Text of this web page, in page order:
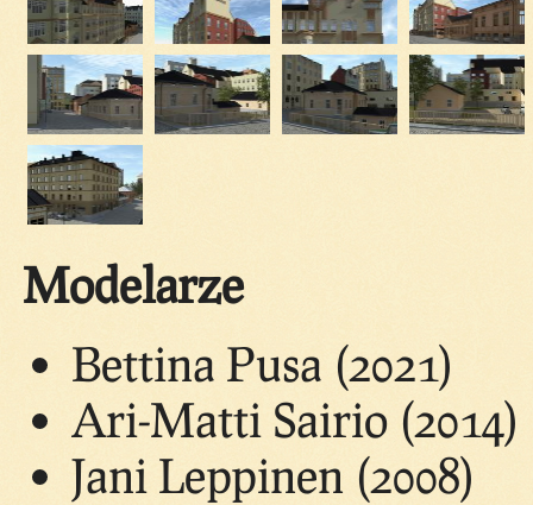
Modelarze
Bettina Pusa (2021)
Ari-Matti Sairio (2014)
Jani Leppinen (2008)